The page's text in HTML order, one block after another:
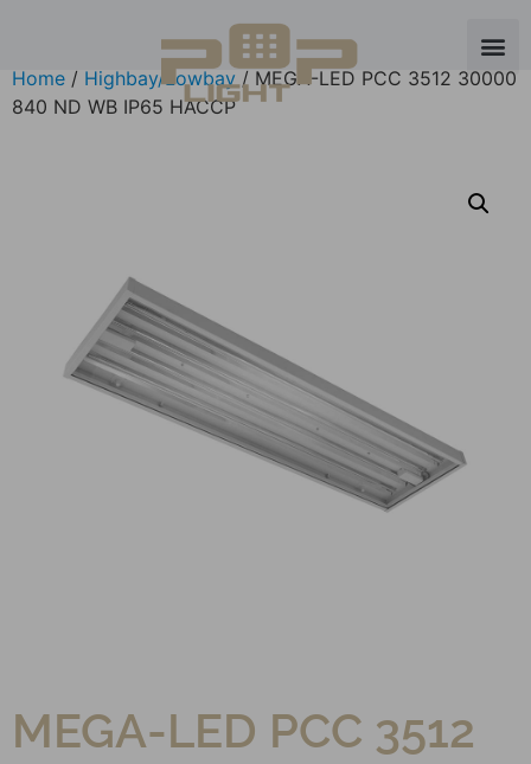
Home / Highbay/Lowbay / MEGA-LED PCC 3512 30000
840 ND WB IP65 HACCP
MEGA-LED PCC 3512